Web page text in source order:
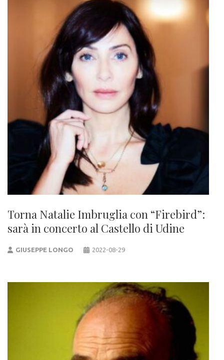
Torna Natalie Imbruglia con “Firebird”:
sarà in concerto al Castello di Udine
GIUSEPPE LONGO 2022-08-29